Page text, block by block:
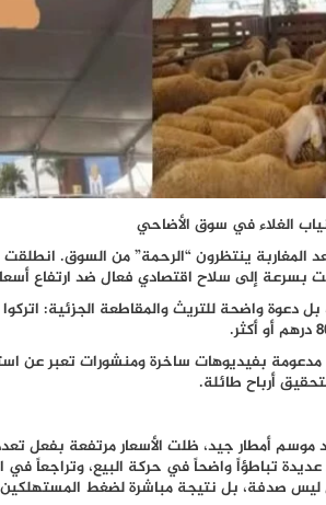
الغلاء في سوق الأضاحي
عيد الأضحى 2026، لم يعد المغاربة ينتظرون “الرحمة” من
بسرعة إلى سلاح اقتصادي فعال ضد ارتفاع
دعوة واضحة للتريث والمقاطعة الجزئية:
مدعومة بفيديوهات ساخرة ومنشورات تعبر عن
أرباح طائلة.
أمطار جيد، ظلت الأسعار مرتفعة بفعل
تباطؤاً واضحاً في حركة البيع، وتراجعاً في
ليس صدفة، بل نتيجة مباشرة لضغط المستهلكين